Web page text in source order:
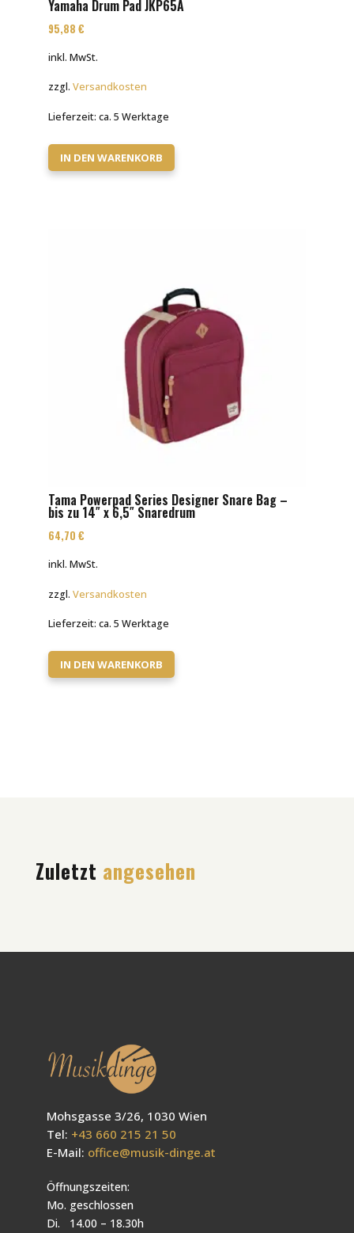
Yamaha Drum Pad JKP65A
95,88 €
inkl. MwSt.
zzgl. Versandkosten
Lieferzeit: ca. 5 Werktage
IN DEN WARENKORB
Tama Powerpad Series Designer Snare Bag –
bis zu 14″ x 6,5″ Snaredrum
64,70 €
inkl. MwSt.
zzgl. Versandkosten
Lieferzeit: ca. 5 Werktage
IN DEN WARENKORB
Zuletzt angesehen
Mohsgasse 3/26, 1030 Wien
Tel: +43 660 215 21 50
E-Mail: office@musik-dinge.at
Öffnungszeiten:
Mo. geschlossen
Di. 14.00 – 18.30h